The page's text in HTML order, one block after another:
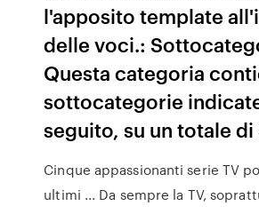
l'apposito template
delle voci.:
Questa categoria
sottocategorie
seguito, su un totale di
Cinque appassionanti serie TV
ultimi ... Da sempre la TV,